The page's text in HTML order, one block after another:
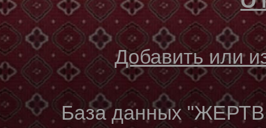
Добавить или
База данных